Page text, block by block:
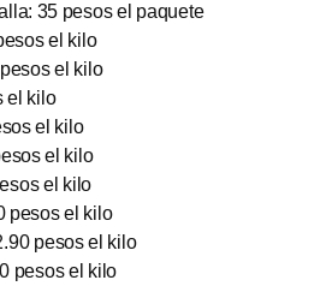
35 pesos el paquete
el kilo
el kilo
el kilo
el kilo
el kilo
el kilo
pesos el kilo
pesos el kilo
pesos el kilo